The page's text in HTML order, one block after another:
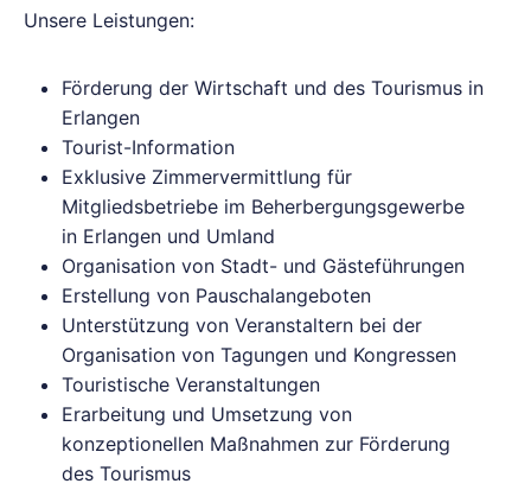
Unsere Leistungen:
Förderung der Wirtschaft und des Tourismus in
Erlangen
Tourist-Information
Exklusive Zimmervermittlung für
Mitgliedsbetriebe im Beherbergungsgewerbe
in Erlangen und Umland
Organisation von Stadt- und Gästeführungen
Erstellung von Pauschalangeboten
Unterstützung von Veranstaltern bei der
Organisation von Tagungen und Kongressen
Touristische Veranstaltungen
Erarbeitung und Umsetzung von
konzeptionellen Maßnahmen zur Förderung
des Tourismus